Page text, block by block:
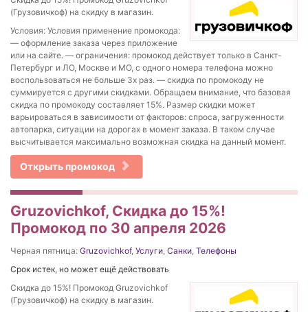
(Грузовичкоф) на скидку в магазин.
Условия: Условия применение промокода:
— оформление заказа через приложение
или на сайте. — ограничения: промокод действует только в Санкт-
Петербург и ЛО, Москве и МО, с одного номера телефона можно
воспользоваться не больше 3х раз. — скидка по промокоду не
суммируется с другими скидками. Обращаем внимание, что базовая
скидка по промокоду составляет 15%. Размер скидки может
варьироваться в зависимости от факторов: спроса, загруженности
автопарка, ситуации на дорогах в момент заказа. В таком случае
высчитывается максимально возможная скидка на данный момент.
Открыть промокод
Gruzovichkof, Скидка до 15%!
Промокод по 30 апреля 2026
Черная пятница: Gruzovichkof, Услуги, Санки, Телефоны
Срок истек, но может ещё действовать
Скидка до 15%! Промокод Gruzovichkof
(Грузовичкоф) на скидку в магазин.